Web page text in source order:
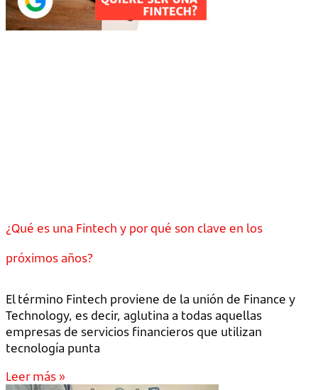
¿Qué es una Fintech y por qué son clave en los
próximos años?
El término Fintech proviene de la unión de Finance y
Technology, es decir, aglutina a todas aquellas
empresas de servicios financieros que utilizan
tecnología punta
Leer más »